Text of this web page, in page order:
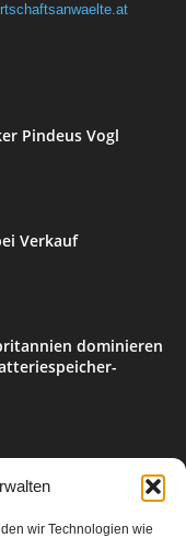
wir Technologien wie
Pindeus Vogl
Verkauf
dominieren
3004